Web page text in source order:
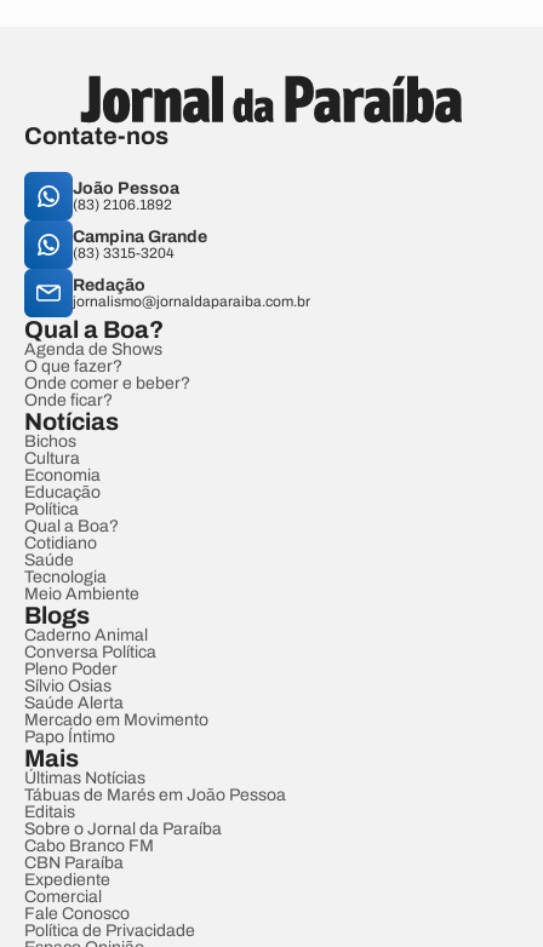
Contate-nos
João Pessoa
(83) 2106.1892
Campina Grande
(83) 3315-3204
Redação
jornalismo@jornaldaparaiba.com.br
Qual a Boa?
Agenda de Shows
O que fazer?
Onde comer e beber?
Onde ficar?
Notícias
Bichos
Cultura
Economia
Educação
Política
Qual a Boa?
Cotidiano
Saúde
Tecnologia
Meio Ambiente
Blogs
Caderno Animal
Conversa Política
Pleno Poder
Sílvio Osias
Saúde Alerta
Mercado em Movimento
Papo Íntimo
Mais
Últimas Notícias
Tábuas de Marés em João Pessoa
Editais
Sobre o Jornal da Paraíba
Cabo Branco FM
CBN Paraíba
Expediente
Comercial
Fale Conosco
Política de Privacidade